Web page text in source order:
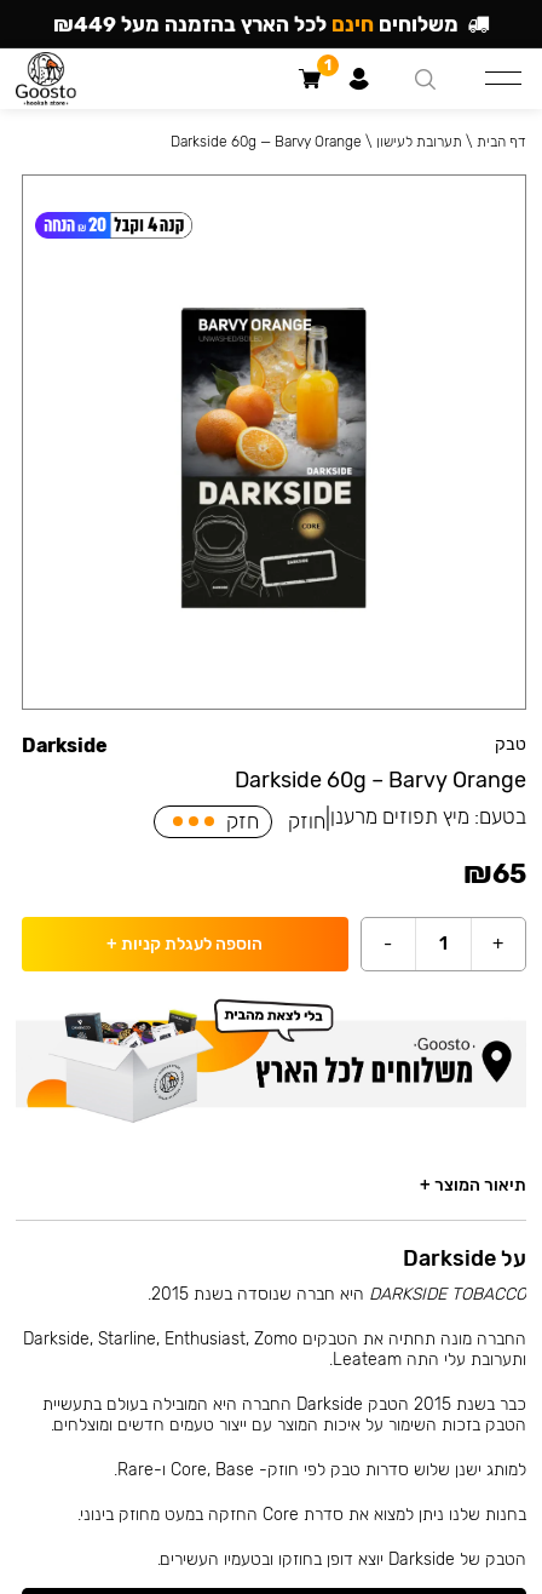
טבק
Darkside 60g – Barvy Orange
Darkside
בטעם: מיץ תפוזים מרענן חוזק חזק
₪65
+
1
- הוספה לעגלת קניות +
דף הבית \ תערובת לעישון \
Darkside 60g — Barvy Orange
תיאור המוצר +
על Darkside
DARKSIDE TOBACCO היא חברה שנוסדה בשנת 2015.
החברה מונה תחתיה את הטבקים Darkside, Starline, Enthusiast, Zomo
ותערובת עלי התה Leateam.
כבר בשנת 2015 הטבק Darkside החברה היא המובילה בעולם בתעשיית
הטבק בזכות השימור על איכות המוצר עם ייצור טעמים חדשים ומוצלחים.
למותג ישנן שלוש סדרות טבק לפי חוזק- Core, Base ו-Rare.
בחנות שלנו ניתן למצוא את סדרת Core החזקה במעט מחוזק בינוני.
הטבק של Darkside יוצא דופן בחוזקו ובטעמיו העשירים.
משלוחים חינם לכל הארץ בהזמנה מעל ₪449
1